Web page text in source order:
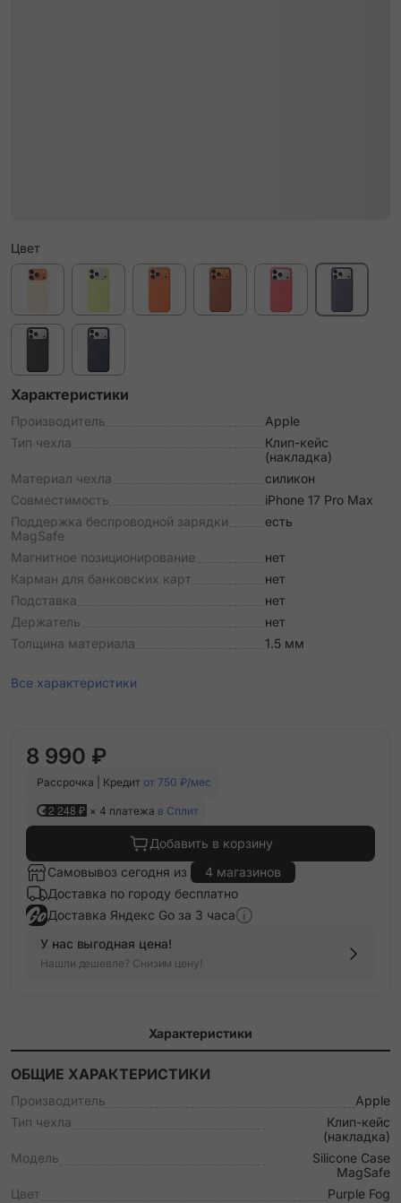
Цвет
Характеристики
Производитель
Apple
Тип чехла
Клип-кейс
(накладка)
Материал чехла
силикон
Совместимость
iPhone 17 Pro Max
Поддержка беспроводной зарядки
MagSafe
есть
Магнитное позиционирование
нет
Карман для банковских карт
нет
Подставка
нет
Держатель
нет
Толщина материала
1.5 мм
Все характеристики
8 990 ₽
Рассрочка | Кредит от 750 ₽/мес
2 248 ₽ × 4 платежа в Сплит
Добавить в корзину
Самовывоз сегодня из
4 магазинов
Доставка по городу бесплатно
Доставка Яндекс Go за 3 часа
У нас выгодная цена!
Нашли дешевле? Снизим цену!
Характеристики
ОБЩИЕ ХАРАКТЕРИСТИКИ
Производитель
Apple
Тип чехла
Клип-кейс
(накладка)
Модель
Silicone Case
MagSafe
Цвет
Purple Fog